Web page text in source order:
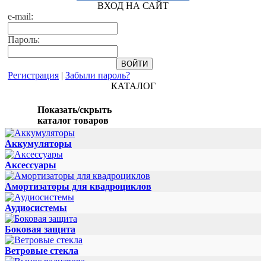
ВХОД НА САЙТ
e-mail:
Пароль:
Регистрация | Забыли пароль?
КАТАЛОГ
Показать/скрыть
каталог товаров
Аккумуляторы
Аксессуары
Амортизаторы для квадроциклов
Аудиосистемы
Боковая защита
Ветровые стекла